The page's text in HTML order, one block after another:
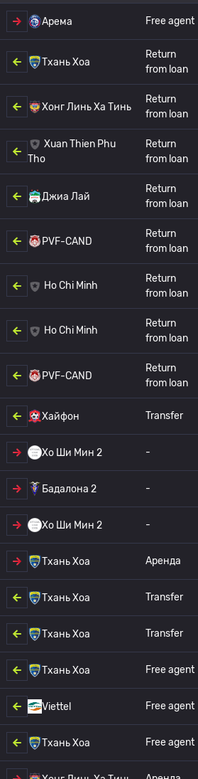
Арема Free agent
Тхань Хоа
Return
from loan
Хонг Линь Ха Тинь
Return
from loan
Xuan Thien Phu
Tho
Return
from loan
Джиа Лай
Return
from loan
PVF-CAND
Return
from loan
Ho Chi Minh
Return
from loan
Ho Chi Minh
Return
from loan
PVF-CAND
Return
from loan
Хайфон Transfer
Хо Ши Мин 2 -
Бадалона 2 -
Хо Ши Мин 2 -
Тхань Хоа Аренда
Тхань Хоа Transfer
Тхань Хоа Transfer
Тхань Хоа Free agent
Viettel Free agent
Тхань Хоа Free agent